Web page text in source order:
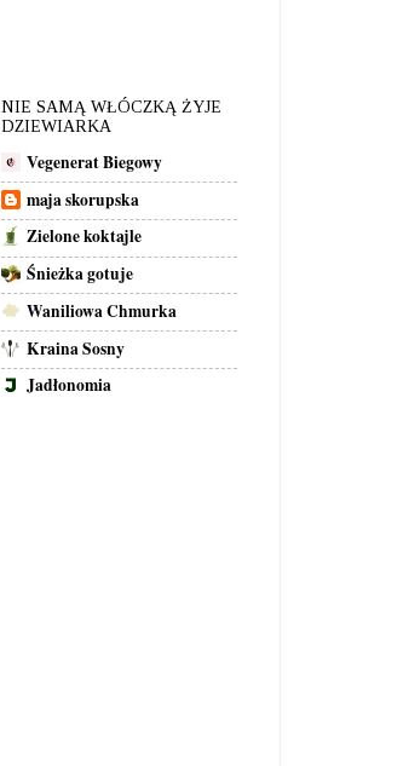
NIE SAMĄ WŁÓCZKĄ ŻYJE
DZIEWIARKA
Vegenerat Biegowy
maja skorupska
Zielone koktajle
Śnieżka gotuje
Waniliowa Chmurka
Kraina Sosny
Jadłonomia